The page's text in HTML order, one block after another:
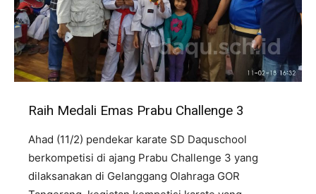
Raih Medali Emas Prabu Challenge 3
Ahad (11/2) pendekar karate SD Daquschool
berkompetisi di ajang Prabu Challenge 3 yang
dilaksanakan di Gelanggang Olahraga GOR